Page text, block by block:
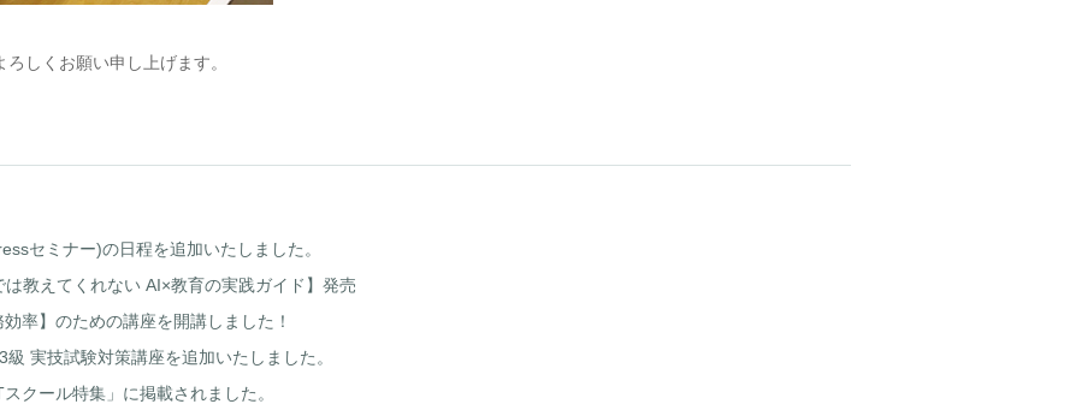
しくお願い申し上げます。
セミナー)の日程を追加いたしました。
教えてくれない AI×教育の実践ガイド】発売
率】のための講座を開講しました！
実技試験対策講座を追加いたしました。
クール特集」に掲載されました。